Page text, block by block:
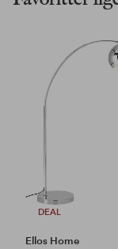
DEAL
Ellos Home